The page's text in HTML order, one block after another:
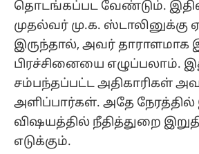
தொடங்கப்பட வேண்டும்.
முதல்வர் மு.க. ஸ்டாலினுக்கு
இருந்தால், அவர் தாராளமாக
பிரச்சினையை எழுப்பலாம்.
சம்பந்தப்பட்ட அதிகாரிகள்
அளிப்பார்கள். அதே
விஷயத்தில் நீதித்துறை
எடுக்கும்.